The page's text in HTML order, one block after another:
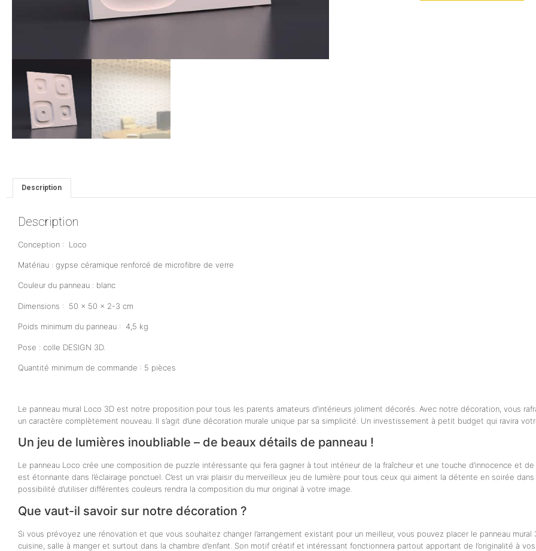
Description
Description
Conception : Loco
Matériau : gypse céramique renforcé de microfibre de verre
Couleur du panneau : blanc
Dimensions : 50 x 50 x 2-3 cm
Poids minimum du panneau : 4,5 kg
Pose : colle DESIGN 3D.
Quantité minimum de commande : 5 pièces
Le panneau mural Loco 3D est notre proposition pour tous les parents amateurs d’intérieurs joliment décorés. Avec notre décoration, vous
un caractère complètement nouveau. Il s’agit d’une décoration murale unique par sa simplicité. Un investissement à petit budget qui ravira
Un jeu de lumières inoubliable – de beaux détails de panneau !
Le panneau Loco crée une composition de puzzle intéressante qui fera gagner à tout intérieur de la fraîcheur et une touche d’innocence et
est étonnante dans l’éclairage ponctuel. C’est un vrai plaisir du merveilleux jeu de lumière pour tous ceux qui aiment la détente en soirée
possibilité d’utiliser différentes couleurs rendra la composition du mur original à votre image.
Que vaut-il savoir sur notre décoration ?
Si vous prévoyez une rénovation et que vous souhaitez changer l’arrangement existant pour un meilleur, vous pouvez placer le panneau
cuisine, salle à manger et surtout dans la chambre d’enfant. Son motif créatif et intéressant fonctionnera partout apportant de l’originalité à